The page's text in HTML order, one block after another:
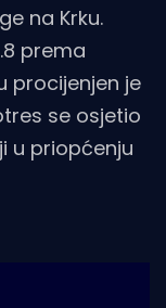
na Krku.
prema
procijenjen je
se osjetio
u priopćenju